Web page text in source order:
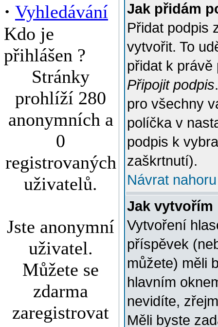
· Vyhledávání
Kdo je
přihlášen ?
Stránky
prohlíží 280
anonymních a
0
registrovaných
uživatelů.
Jste anonymní
uživatel.
Můžete se
zdarma
zaregistrovat
Jak přidám
Přidat podpis
vytvořit. To
přidat k
Připojit podpis
pro všechny
políčka v
podpis k
zaškrtnutí).
Návrat nahoru
Jak vytvořím
Vytvoření
příspěvek
můžete) měli
hlavním
nevidíte,
Měli byste